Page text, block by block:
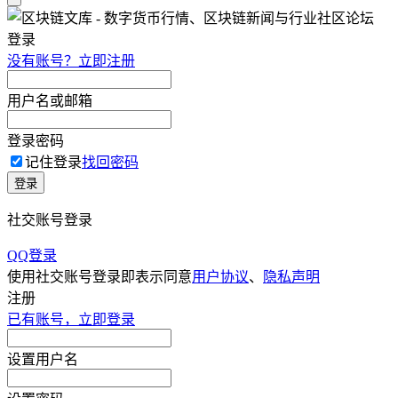
登录
没有账号？立即注册
用户名或邮箱
登录密码
记住登录找回密码
登录
社交账号登录
QQ登录
使用社交账号登录即表示同意用户协议、
隐私声明
注册
已有账号，立即登录
设置用户名